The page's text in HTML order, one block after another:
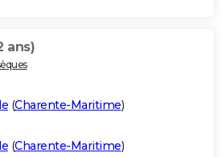
ans)
(Charente-Maritime)
(Charente-Maritime)